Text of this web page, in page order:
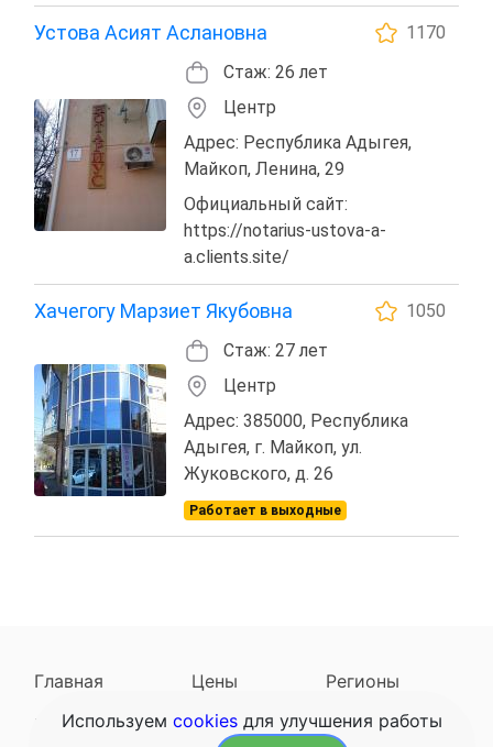
Устова Асият Аслановна
1170
Стаж: 26 лет
Центр
Адрес: Республика Адыгея,
Майкоп, Ленина, 29
Официальный сайт:
https://notarius-ustova-a-
a.clients.site/
Хачегогу Марзиет Якубовна
1050
Стаж: 27 лет
Центр
Адрес: 385000, Республика
Адыгея, г. Майкоп, ул.
Жуковского, д. 26
Работает в выходные
Главная Цены
Регионы
Наследодатели
Задать вопрос
Используем cookies для улучшения работы